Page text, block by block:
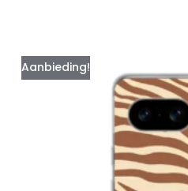
Aanbieding!